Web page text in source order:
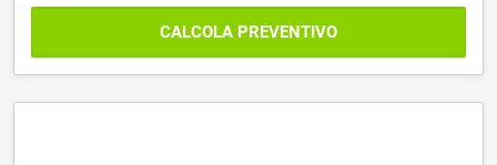
CALCOLA PREVENTIVO